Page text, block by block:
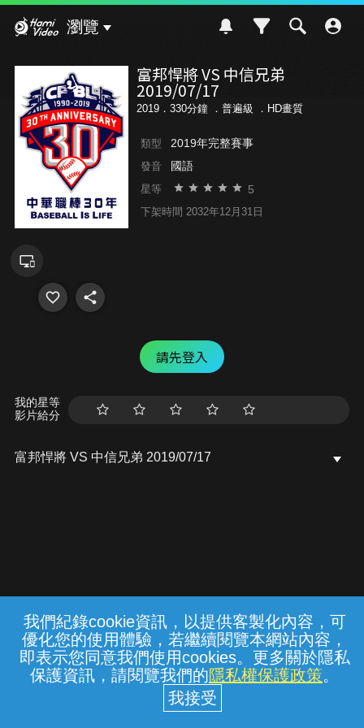
我們紀錄cookie資訊，以提供客製化內容，可
優化您的使用體驗，若繼續閱覽本網站內容，
即表示您同意我們使用cookies。更多關於隱私
保護資訊，請閱覽我們的隱私權保護政策。
瀏覽
富邦悍將 VS 中信兄弟
2019/07/17
2019．330分鐘 ． 普遍級 ．HD畫質
類型 2019年完整賽事
發音 國語
星等 5
下架時間 2032年12月31日
請先登入
我的星等
影片給分
富邦悍將 VS 中信兄弟 2019/07/17
常見問題 線上客服 服務條款 隱私權保護
中華電信股份有限公司個人家庭分公司
(統一編號：96979949) © 2026
{{notifyMsg}}